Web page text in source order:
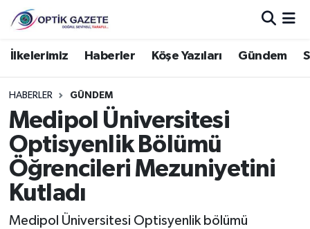
İlkelerimiz Haberler Köşe Yazıları Gündem
HABERLER GÜNDEM
Medipol Üniversitesi
Optisyenlik Bölümü
Öğrencileri Mezuniyetini
Kutladı
Medipol Üniversitesi Optisyenlik bölümü
Nöbetçi Eczaneler
Hava Durumu
İstanbul Namaz Vakitleri
Trafik Durumu
Süper Lig Puan Durumu ve Fikstür